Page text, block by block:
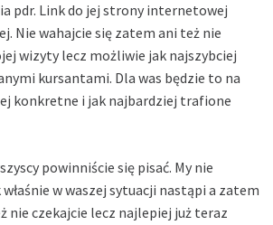
pdr. Link do jej strony internetowej
Nie wahajcie się zatem ani też nie
wizyty lecz możliwie jak najszybciej
kursantami. Dla was będzie to na
konkretne i jak najbardziej trafione
powinniście się pisać. My nie
w waszej sytuacji nastąpi a zatem
nie czekajcie lecz najlepiej już teraz